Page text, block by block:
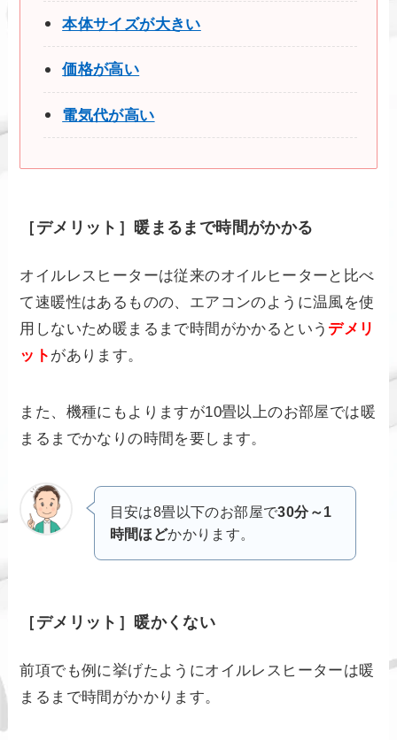
本体サイズが大きい
価格が高い
電気代が高い
［デメリット］暖まるまで時間がかかる
オイルレスヒーターは従来のオイルヒーターと比べ
て速暖性はあるものの、エアコンのように温風を使
用しないため暖まるまで時間がかかるという デメリ
ット があります。
また、機種にもよりますが10畳以上のお部屋では暖
まるまでかなりの時間を要します。
目安は8畳以下のお部屋で30分～1
時間ほどかかります。
［デメリット］暖かくない
前項でも例に挙げたようにオイルレスヒーターは暖
まるまで時間がかかります。